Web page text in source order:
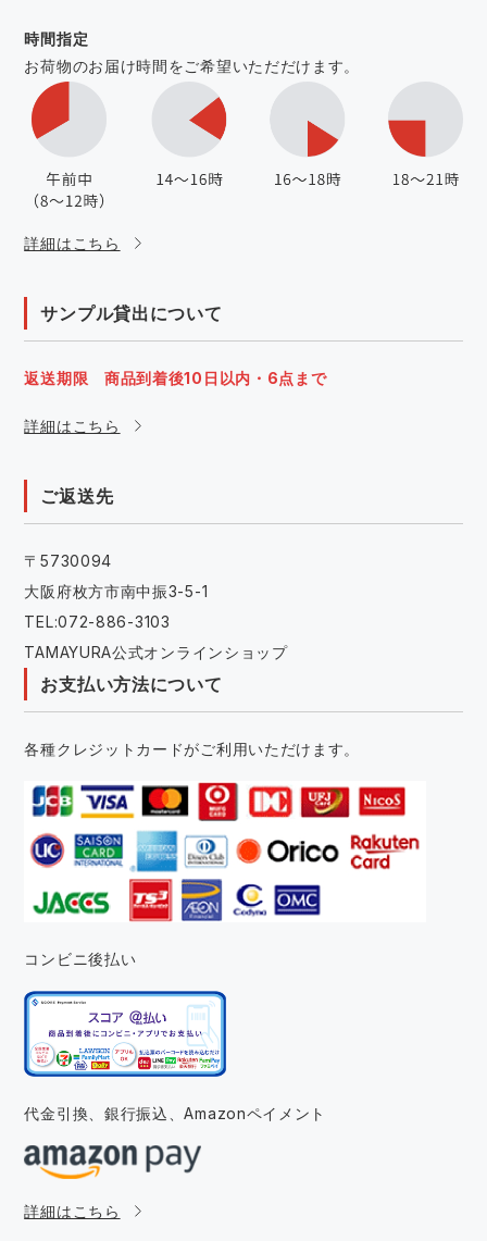
時間指定
お荷物のお届け時間をご希望いただだけます。
詳細はこちら
サンプル貸出について
返送期限 商品到着後10日以内・6点まで
詳細はこちら
ご返送先
〒5730094
大阪府枚方市南中振3-5-1
TEL:072-886-3103
TAMAYURA公式オンラインショップ
お支払い方法について
各種クレジットカードがご利用いただけます。
コンビニ後払い
代金引換、銀行振込、Amazonペイメント
詳細はこちら